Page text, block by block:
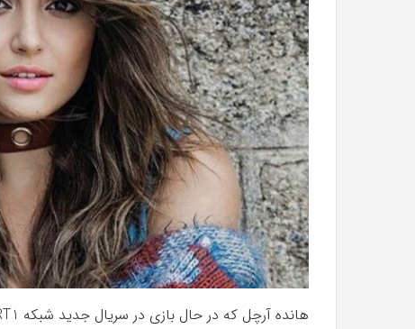
هانده آرچل که در حال بازی در سریال جدید شبکه TRT1 با عنوان “حلقه”
با
حیوانات
وحشی
!
تیر 13, 1397
رابطه جنسی این دختر با حیوانات وحشی !